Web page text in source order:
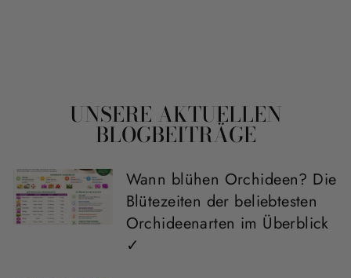
UNSERE AKTUELLEN
BLOGBEITRÄGE
Wann blühen Orchideen? Die
Blütezeiten der beliebtesten
Orchideenarten im Überblick
✓